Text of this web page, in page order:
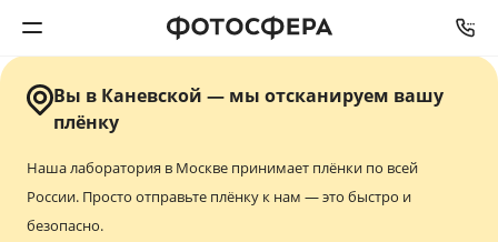
Печать фото
Фотокниги
Календари
Вы в Каневской — мы отсканируем вашу
плёнку
Наша лаборатория в Москве принимает плёнки по всей
России. Просто отправьте плёнку к нам — это быстро и
безопасно.